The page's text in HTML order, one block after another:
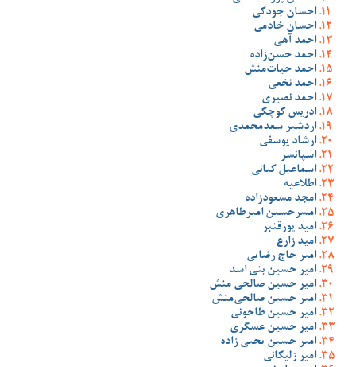
احسان جودکی
احسان خادمی
احمد آهی
احمد حسن‌زاده
احمد حیات‌منش
احمد نخعی
احمد نصیری
ادریس کوچکی
اردشیر سعدمحمدی
ارشاد یوسفی
اسپانسر
اسماعیل کیانی
اطلاعیه
امجد مسعودزاده
امسرحسین امیرطاهری
امید پورقنبر
امید زارع
امیر حاج رضایی
امیر حسین بنی اسد
امیر حسین صالحی منش
امیر حسین صالحی‌منش
امیر حسین طاحونی
امیر حسین عسگری
امیر حسین یحیی زاده
امیر زلیکانی